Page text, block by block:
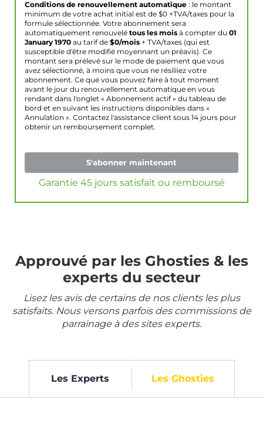
Conditions de renouvellement automatique : le montant
minimum de votre achat initial est de $0 +TVA/taxes pour la
formule sélectionnée. Votre abonnement sera
automatiquement renouvelé tous les mois à compter du 01
January 1970 au tarif de $0/mois + TVA/taxes (qui est
susceptible d'être modifié moyennant un préavis). Ce
montant sera prélevé sur le mode de paiement que vous
avez sélectionné, à moins que vous ne résiliiez votre
abonnement. Ce que vous pouvez faire à tout moment
avant le jour du renouvellement automatique en vous
rendant dans l'onglet « Abonnement actif » du tableau de
bord et en suivant les instructions disponibles dans «
Annulation ». Contactez l'assistance client sous 14 jours pour
obtenir un remboursement complet.
S'abonner maintenant
Garantie 45 jours satisfait ou remboursé
Approuvé par les Ghosties & les
experts du secteur
Lisez les avis de certains de nos clients les plus
satisfaits. Nous versons parfois des commissions de
parrainage à des sites experts.
Les Experts Les Ghosties